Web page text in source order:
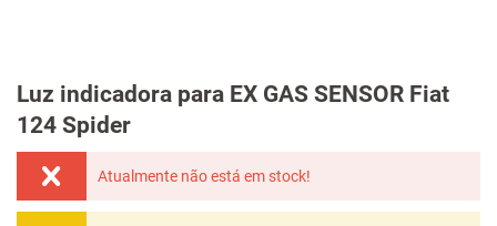
Luz indicadora para EX GAS SENSOR Fiat
124 Spider
Atualmente não está em stock!